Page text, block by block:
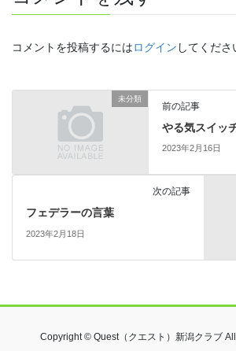
コメントを投稿するにはログイン してくださ
未分類
前の記事
やる気スイッ
2023年2月16日
次の記事
フェデラーの言葉
2023年2月18日
Copyright © Quest（クエスト）新潟クラブ